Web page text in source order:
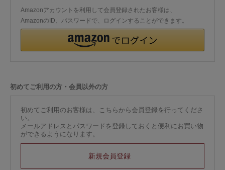
お問い合わせ
Amazonアカウントを利用して会員登録されたお客様は、
AmazonのID、パスワードで、ログインすることができます。
初めてご利用の方・会員以外の方
初めてご利用のお客様は、こちらから会員登録を行ってくださ
い。
メールアドレスとパスワードを登録しておくと便利にお買い物
ができるようになります。